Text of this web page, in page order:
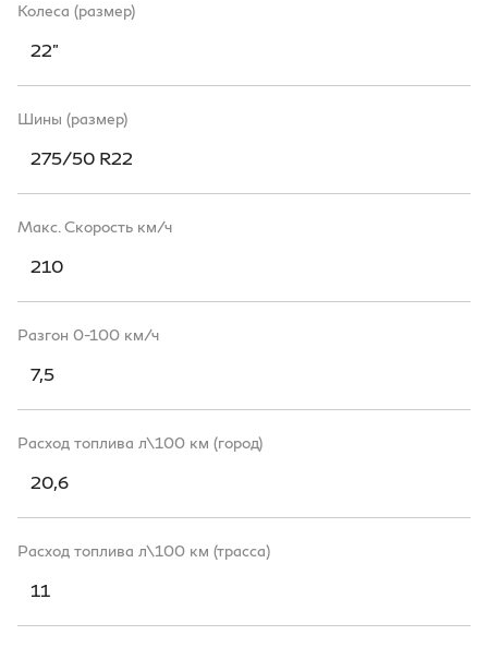
Колеса (размер)
22"
Шины (размер)
275/50 R22
Макс. Скорость км/ч
210
Разгон 0-100 км/ч
7,5
Расход топлива л\100 км (город)
20,6
Расход топлива л\100 км (трасса)
11